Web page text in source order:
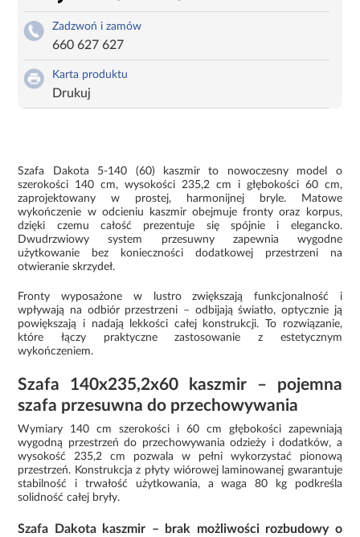
Zadzwoń i zamów
660 627 627
Karta produktu
Drukuj
Szafa Dakota 5-140 (60) kaszmir to nowoczesny model o
szerokości 140 cm, wysokości 235,2 cm i głębokości 60 cm,
zaprojektowany w prostej, harmonijnej bryle. Matowe
wykończenie w odcieniu kaszmir obejmuje fronty oraz korpus,
dzięki czemu całość prezentuje się spójnie i elegancko.
Dwudrzwiowy system przesuwny zapewnia wygodne
użytkowanie bez konieczności dodatkowej przestrzeni na
otwieranie skrzydeł.
Fronty wyposażone w lustro zwiększają funkcjonalność i
wpływają na odbiór przestrzeni – odbijają światło, optycznie ją
powiększają i nadają lekkości całej konstrukcji. To rozwiązanie,
które łączy praktyczne zastosowanie z estetycznym
wykończeniem.
Szafa 140x235,2x60 kaszmir – pojemna
szafa przesuwna do przechowywania
Wymiary 140 cm szerokości i 60 cm głębokości zapewniają
wygodną przestrzeń do przechowywania odzieży i dodatków, a
wysokość 235,2 cm pozwala w pełni wykorzystać pionową
przestrzeń. Konstrukcja z płyty wiórowej laminowanej gwarantuje
stabilność i trwałość użytkowania, a waga 80 kg podkreśla
solidność całej bryły.
Szafa Dakota kaszmir – brak możliwości rozbudowy o